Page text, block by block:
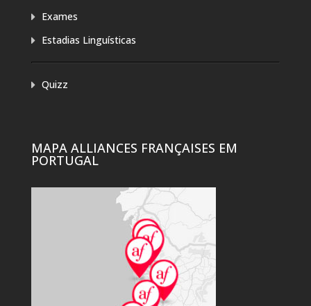
Exames
Estadias Linguísticas
Quizz
MAPA ALLIANCES FRANÇAISES EM
PORTUGAL